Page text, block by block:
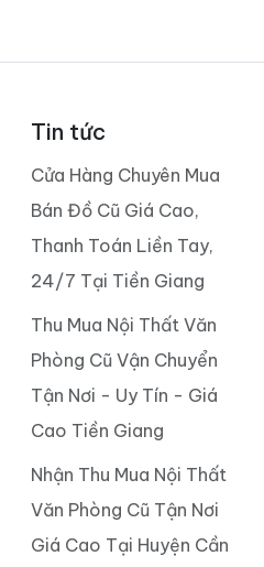
Tin tức
Cửa Hàng Chuyên Mua
Bán Đồ Cũ Giá Cao,
Thanh Toán Liền Tay,
24/7 Tại Tiền Giang
Thu Mua Nội Thất Văn
Phòng Cũ Vận Chuyển
Tận Nơi - Uy Tín - Giá
Cao Tiền Giang
Nhận Thu Mua Nội Thất
Văn Phòng Cũ Tận Nơi
Giá Cao Tại Huyện Cần